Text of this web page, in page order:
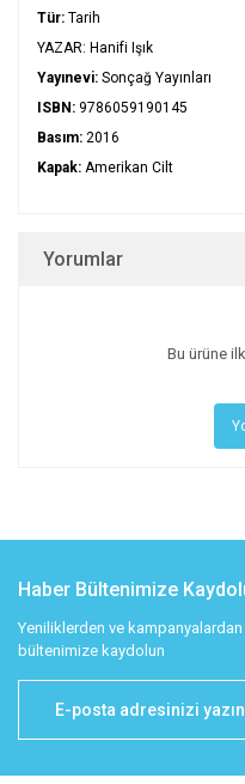
Tür: Tarih
YAZAR: Hanifi Işık
Yayınevi: Sonçağ Yayınları
ISBN: 9786059190145
Basım: 2016
Kapak: Amerikan Cilt
Yorumlar
Bu ürüne
Haber Bültenimize
Yeniliklerden ve
bültenimize kaydolun